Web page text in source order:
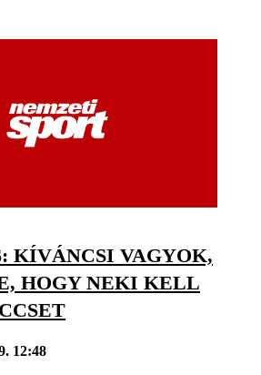
KÍVÁNCSI VAGYOK,
HOGY NEKI KELL
12:48